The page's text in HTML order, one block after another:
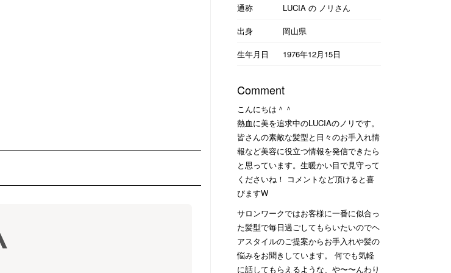
通称
LUCIA の ノリさん
出身
岡山県
生年月日
1976年12月15日
Comment
こんにちは＾＾
熱血に美を追求中のLUCIAのノリです。
皆さんの素敵な髪型と日々のお手入れ情
報など美容に役立つ情報を発信できたら
と思っています。生暖かい目で見守って
くださいね！ コメントなど頂けると喜
びますW
サロンワークではお客様に一番に似合っ
た髪型で毎日過ごしてもらいたいのでヘ
アスタイルのご提案からお手入れや髪の
悩みをお聞きしています。 何でも気軽
に話してもらえるような、や〜〜んわり